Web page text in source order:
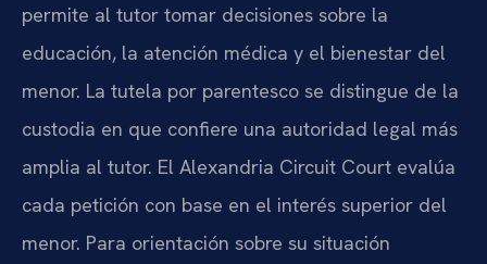
permite al tutor tomar decisiones sobre la
educación, la atención médica y el bienestar del
menor. La tutela por parentesco se distingue de la
custodia en que confiere una autoridad legal más
amplia al tutor. El Alexandria Circuit Court evalúa
cada petición con base en el interés superior del
menor. Para orientación sobre su situación